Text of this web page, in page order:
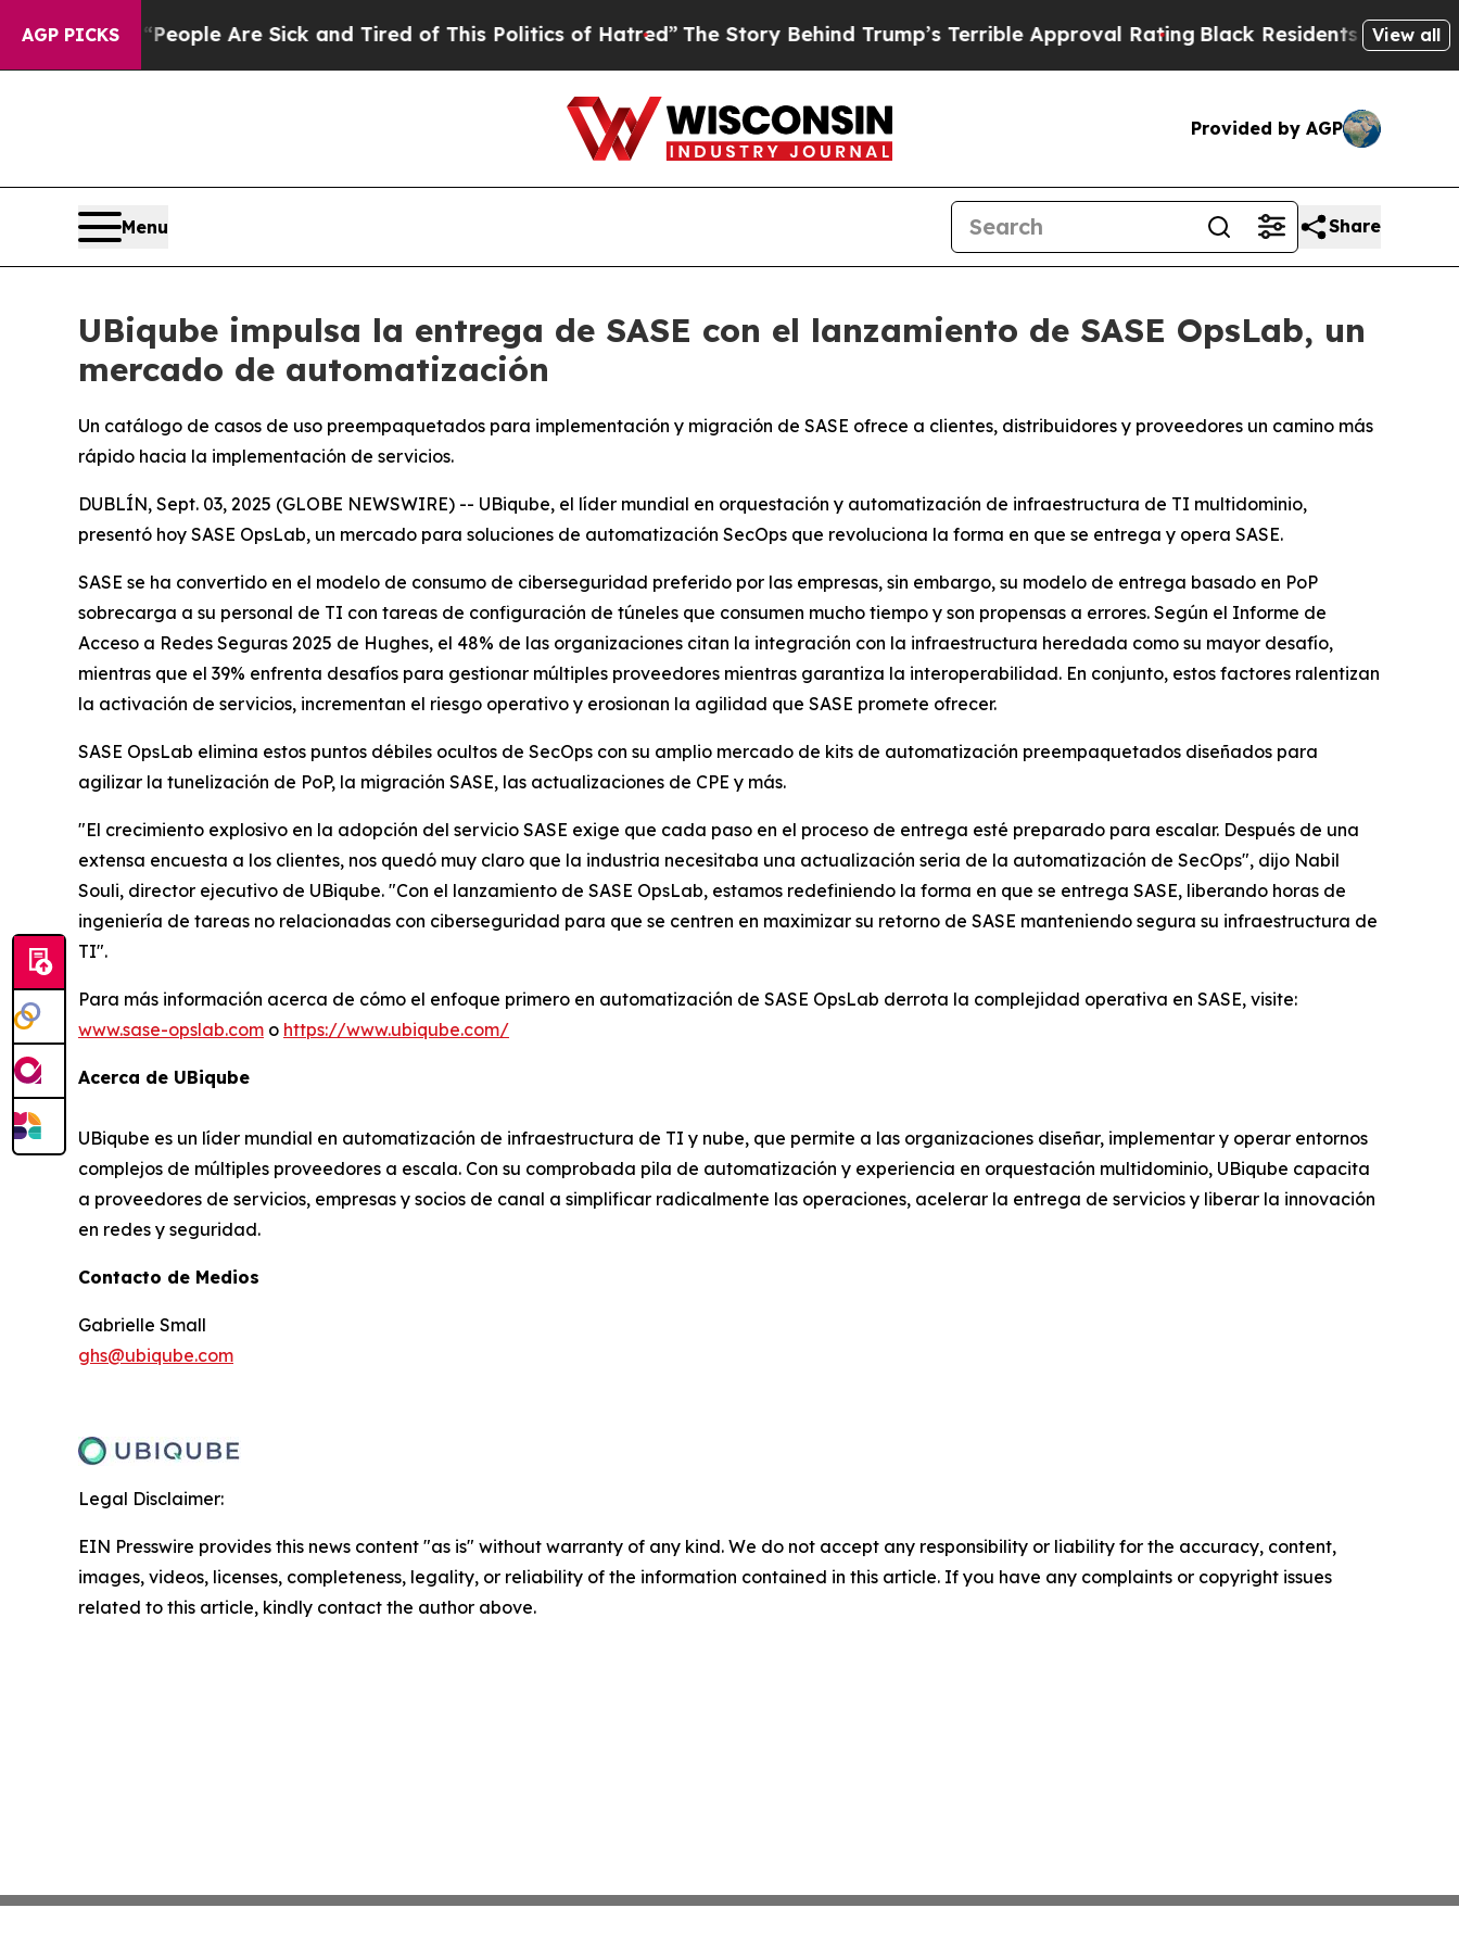
AGP PICKS
Win: “People Are Sick and Tired of This Politics of Hatred”The Story Behind Trump’s Terrible Approval RatingBlack Residents Warned ofView all
Provided by AGP
Menu Share
UBiqube impulsa la entrega de SASE con el lanzamiento de SASE OpsLab, un
mercado de automatización
Un catálogo de casos de uso preempaquetados para implementación y migración de SASE ofrece a clientes, distribuidores y proveedores un camino más
rápido hacia la implementación de servicios.
DUBLÍN, Sept. 03, 2025 (GLOBE NEWSWIRE) -- UBiqube, el líder mundial en orquestación y automatización de infraestructura de TI multidominio,
presentó hoy SASE OpsLab, un mercado para soluciones de automatización SecOps que revoluciona la forma en que se entrega y opera SASE.
SASE se ha convertido en el modelo de consumo de ciberseguridad preferido por las empresas, sin embargo, su modelo de entrega basado en PoP
sobrecarga a su personal de TI con tareas de configuración de túneles que consumen mucho tiempo y son propensas a errores. Según el Informe de
Acceso a Redes Seguras 2025 de Hughes, el 48% de las organizaciones citan la integración con la infraestructura heredada como su mayor desafío,
mientras que el 39% enfrenta desafíos para gestionar múltiples proveedores mientras garantiza la interoperabilidad. En conjunto, estos factores ralentizan
la activación de servicios, incrementan el riesgo operativo y erosionan la agilidad que SASE promete ofrecer.
SASE OpsLab elimina estos puntos débiles ocultos de SecOps con su amplio mercado de kits de automatización preempaquetados diseñados para
agilizar la tunelización de PoP, la migración SASE, las actualizaciones de CPE y más.
"El crecimiento explosivo en la adopción del servicio SASE exige que cada paso en el proceso de entrega esté preparado para escalar. Después de una
extensa encuesta a los clientes, nos quedó muy claro que la industria necesitaba una actualización seria de la automatización de SecOps", dijo Nabil
Souli, director ejecutivo de UBiqube. "Con el lanzamiento de SASE OpsLab, estamos redefiniendo la forma en que se entrega SASE, liberando horas de
ingeniería de tareas no relacionadas con ciberseguridad para que se centren en maximizar su retorno de SASE manteniendo segura su infraestructura de
TI".
Para más información acerca de cómo el enfoque primero en automatización de SASE OpsLab derrota la complejidad operativa en SASE, visite:
www.sase-opslab.com o https://www.ubiqube.com/
Acerca de UBiqube
UBiqube es un líder mundial en automatización de infraestructura de TI y nube, que permite a las organizaciones diseñar, implementar y operar entornos
complejos de múltiples proveedores a escala. Con su comprobada pila de automatización y experiencia en orquestación multidominio, UBiqube capacita
a proveedores de servicios, empresas y socios de canal a simplificar radicalmente las operaciones, acelerar la entrega de servicios y liberar la innovación
en redes y seguridad.
Contacto de Medios
Gabrielle Small
ghs@ubiqube.com
Legal Disclaimer:
EIN Presswire provides this news content "as is" without warranty of any kind. We do not accept any responsibility or liability for the accuracy, content,
images, videos, licenses, completeness, legality, or reliability of the information contained in this article. If you have any complaints or copyright issues
related to this article, kindly contact the author above.